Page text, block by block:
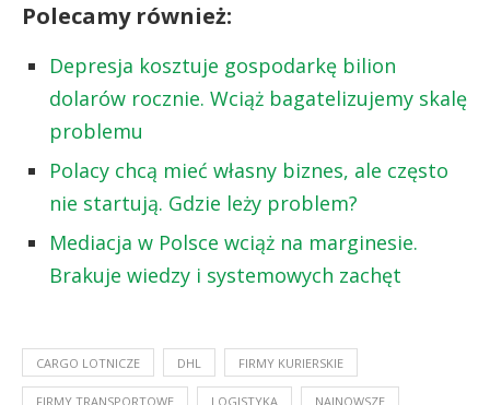
Polecamy również:
Depresja kosztuje gospodarkę bilion
dolarów rocznie. Wciąż bagatelizujemy skalę
problemu
Polacy chcą mieć własny biznes, ale często
nie startują. Gdzie leży problem?
Mediacja w Polsce wciąż na marginesie.
Brakuje wiedzy i systemowych zachęt
CARGO LOTNICZE DHL FIRMY KURIERSKIE
FIRMY TRANSPORTOWE LOGISTYKA NAJNOWSZE